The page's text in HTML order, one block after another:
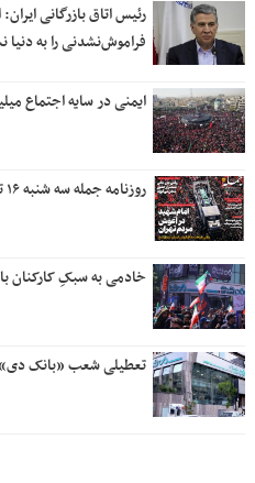
رئیس اتاق بازرگانی
فراموش‌نشدنی را به دنیا
ایمنی در سایه اجتماع
روزنامه جمله سه شنبه ۱۶ تیر ۱۴۰۵
خادمی به سبکِ کارکنان
تعطیلی شعب «بانک دی» در